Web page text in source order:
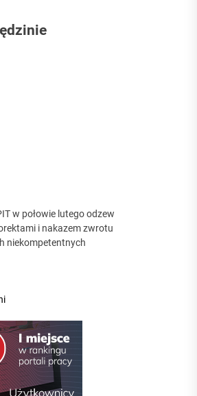
w połowie lutego odzew
i nakazem zwrotu
niekompetentnych